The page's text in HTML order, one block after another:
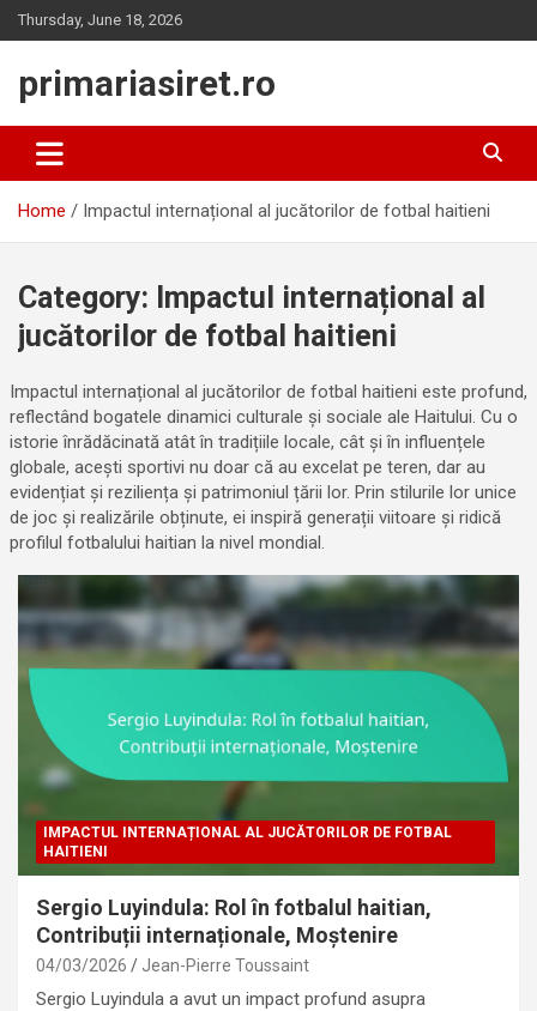
Skip
to
Thursday, June 18, 2026
primariasiret.ro
Home Impactul internațional al jucătorilor de fotbal haitieni
Category: Impactul internațional al
jucătorilor de fotbal haitieni
Impactul internațional al jucătorilor de fotbal haitieni este profund,
reflectând bogatele dinamici culturale și sociale ale Haitului. Cu o
istorie înrădăcinată atât în tradițiile locale, cât și în influențele
globale, acești sportivi nu doar că au excelat pe teren, dar au
evidențiat și reziliența și patrimoniul țării lor. Prin stilurile lor unice
de joc și realizările obținute, ei inspiră generații viitoare și ridică
profilul fotbalului haitian la nivel mondial.
IMPACTUL INTERNAȚIONAL AL JUCĂTORILOR DE FOTBAL
HAITIENI
Sergio Luyindula: Rol în fotbalul haitian,
Contribuții internaționale, Moștenire
04/03/2026 Jean-Pierre Toussaint
Sergio Luyindula a avut un impact profund asupra